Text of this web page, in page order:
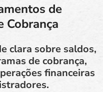
de
Cobrança
clara sobre saldos,
de cobrança,
financeiras